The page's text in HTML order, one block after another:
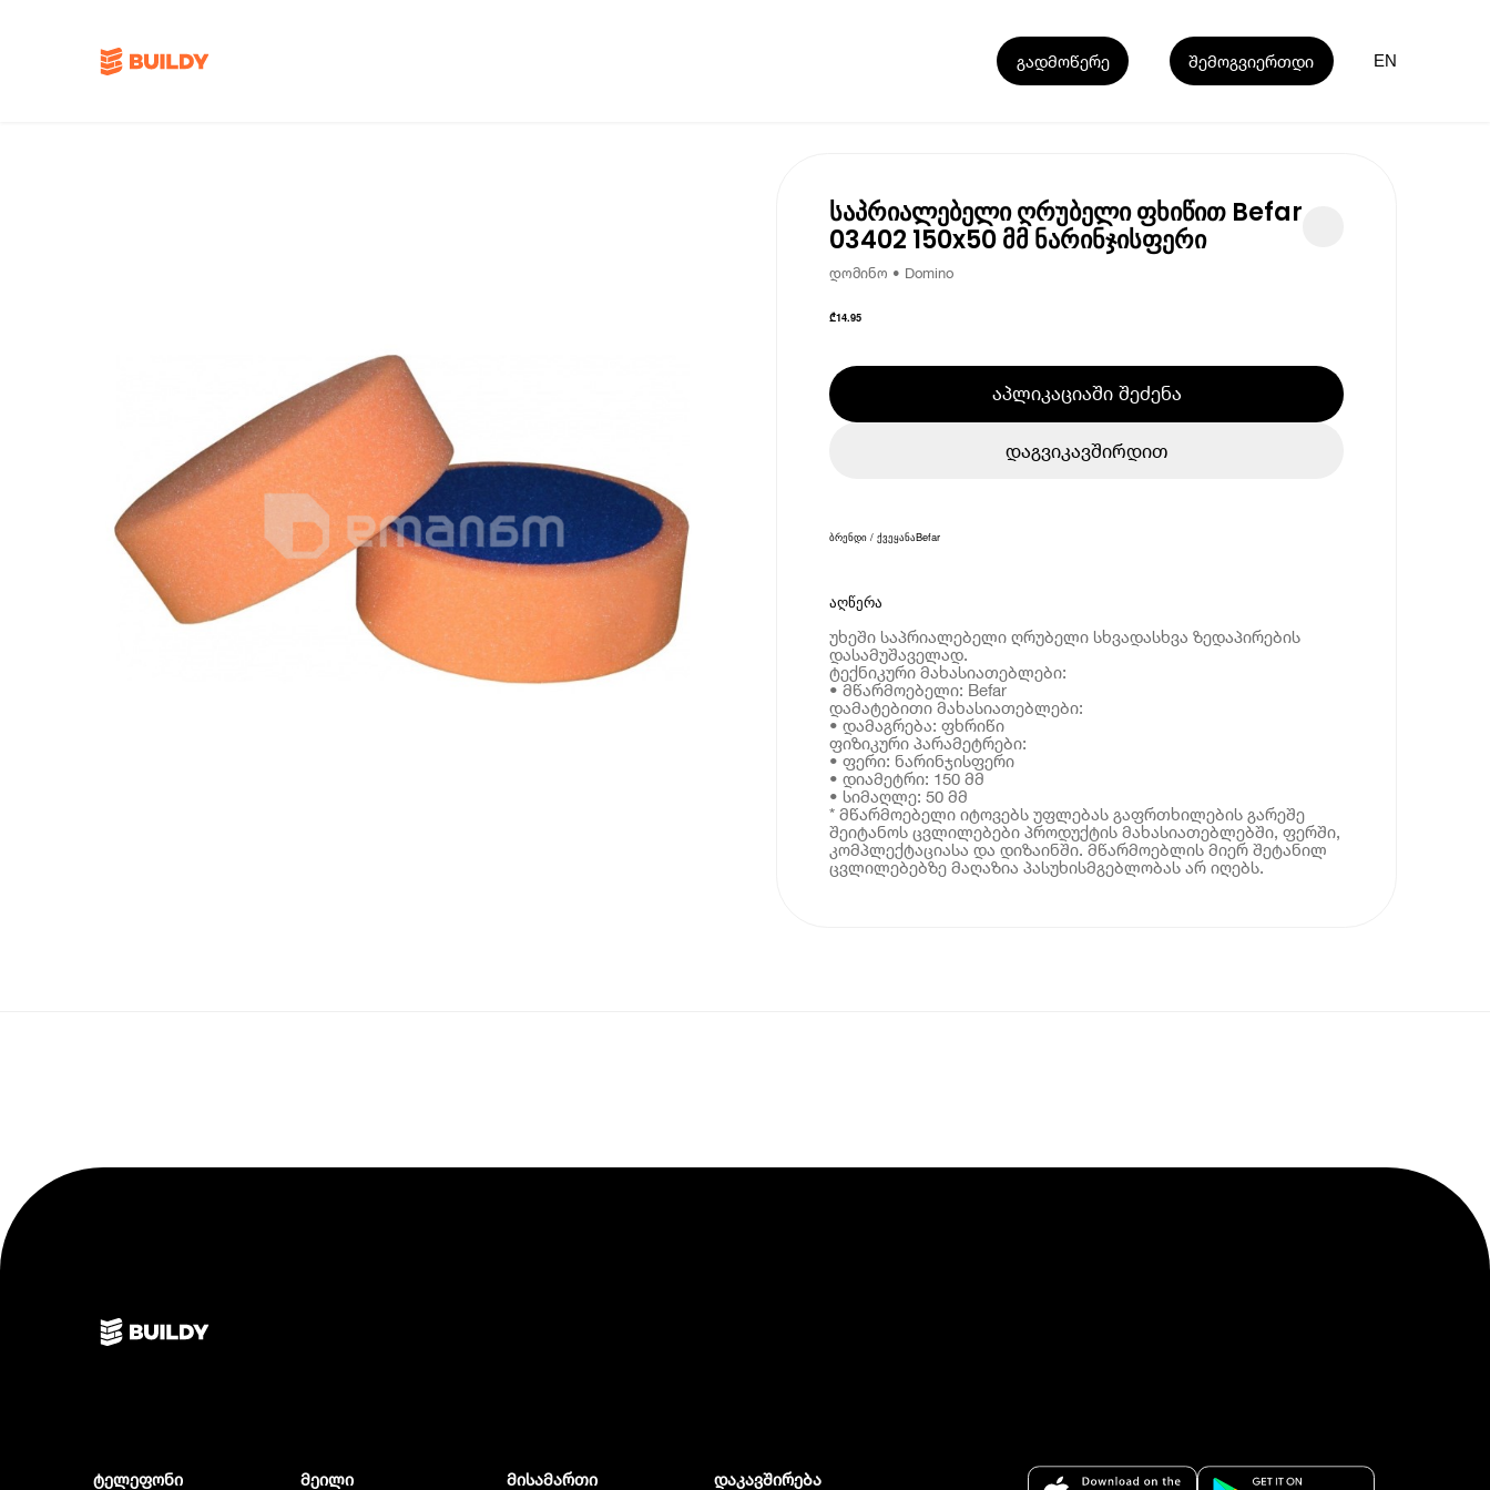
გადმოწერე შემოგვიერთდი EN
საპრიალებელი ღრუბელი ფხიწით Befar
03402 150x50 მმ ნარინჯისფერი
დომინო • Domino
₾14.95
აპლიკაციაში შეძენა
დაგვიკავშირდით
ბრენდი / ქვეყანაBefar
აღწერა
უხეში საპრიალებელი ღრუბელი სხვადასხვა ზედაპირების
დასამუშაველად.
ტექნიკური მახასიათებლები:
• მწარმოებელი: Befar
დამატებითი მახასიათებლები:
• დამაგრება: ფხრიწი
ფიზიკური პარამეტრები:
• ფერი: ნარინჯისფერი
• დიამეტრი: 150 მმ
• სიმაღლე: 50 მმ
* მწარმოებელი იტოვებს უფლებას გაფრთხილების გარეშე
შეიტანოს ცვლილებები პროდუქტის მახასიათებლებში, ფერში,
კომპლექტაციასა და დიზაინში. მწარმოებლის მიერ შეტანილ
ცვლილებებზე მაღაზია პასუხისმგებლობას არ იღებს.
ტელეფონი მეილი მისამართი დაკავშირება